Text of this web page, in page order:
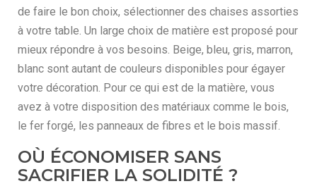
de faire le bon choix, sélectionner des chaises assorties
à votre table. Un large choix de matière est proposé pour
mieux répondre à vos besoins. Beige, bleu, gris, marron,
blanc sont autant de couleurs disponibles pour égayer
votre décoration. Pour ce qui est de la matière, vous
avez à votre disposition des matériaux comme le bois,
le fer forgé, les panneaux de fibres et le bois massif.
OÙ ÉCONOMISER SANS
SACRIFIER LA SOLIDITÉ ?